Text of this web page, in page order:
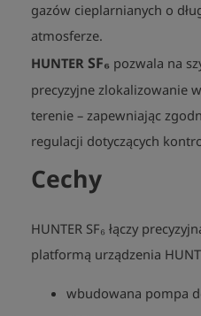
gazów cieplarnianych o
atmosferze.
HUNTER SF₆ pozwala na
precyzyjne zlokalizowanie
terenie – zapewniając
regulacji dotyczących
Cechy
HUNTER SF₆ łączy
platformą urządzenia
wbudowana pompa